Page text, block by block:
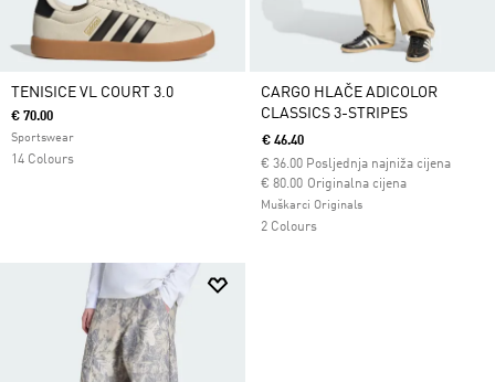
TENISICE VL COURT 3.0
€ 70.00
Sportswear
14 Colours
CARGO HLAČE ADICOLOR
CLASSICS 3-STRIPES
€ 46.40
€ 36.00 Posljednja najniža cijena
Originalna cijena
Cijena umanjena od
€ 80.00za
Muškarci Originals
2 Colours